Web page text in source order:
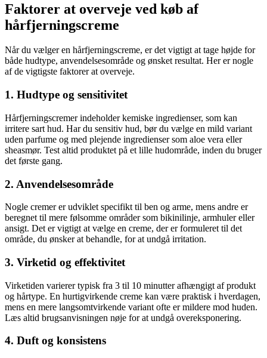
Faktorer at overveje ved køb af
hårfjerningscreme
Når du vælger en hårfjerningscreme, er det vigtigt at tage højde for
både hudtype, anvendelsesområde og ønsket resultat. Her er nogle
af de vigtigste faktorer at overveje.
1. Hudtype og sensitivitet
Hårfjerningscremer indeholder kemiske ingredienser, som kan
irritere sart hud. Har du sensitiv hud, bør du vælge en mild variant
uden parfume og med plejende ingredienser som aloe vera eller
sheasmør. Test altid produktet på et lille hudområde, inden du bruger
det første gang.
2. Anvendelsesområde
Nogle cremer er udviklet specifikt til ben og arme, mens andre er
beregnet til mere følsomme områder som bikinilinje, armhuler eller
ansigt. Det er vigtigt at vælge en creme, der er formuleret til det
område, du ønsker at behandle, for at undgå irritation.
3. Virketid og effektivitet
Virketiden varierer typisk fra 3 til 10 minutter afhængigt af produkt
og hårtype. En hurtigvirkende creme kan være praktisk i hverdagen,
mens en mere langsomtvirkende variant ofte er mildere mod huden.
Læs altid brugsanvisningen nøje for at undgå overeksponering.
4. Duft og konsistens